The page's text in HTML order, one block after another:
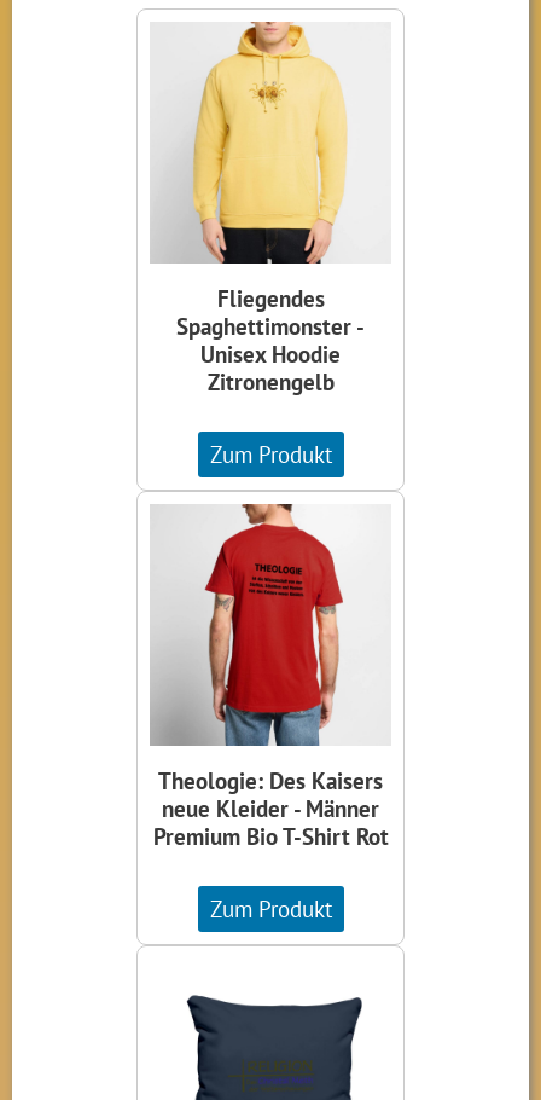
Fliegendes
Spaghettimonster -
Unisex Hoodie
Zitronengelb
Zum Produkt
Theologie: Des Kaisers
neue Kleider - Männer
Premium Bio T-Shirt Rot
Zum Produkt